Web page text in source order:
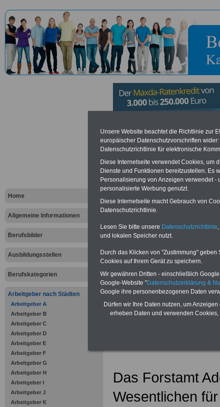
Home
Allgemeine Informationen
Berufsbilder
Ausbildungsstellen
Berufskategorien
Arbeitgeber nach Städten
Arbeitgeber A
Arbeitgeber B
Arbeitgeber C
Arbeitgeber D
Arbeitgeber E
Arbeitgeber F
Arbeitgeber G
Arbeitgeber H
Arbeitgeber I
Arbeitgeber J
Arbeitgeber K
Forstamt
Vorteile für den öffentlichen
Vergleichen und sparen
Bausparen schon ab 16 Jahren
Berufsunfähigkeitsabsicherung
Online-Vergleich Gesetzliche
Krankenkassen
Vorteile der Privaten
Krankenversicherung
zurück zur
Das Forstamt
Wesentlichen
Unsere Website beachtet die Richtlinie zur
europäischer Datenschutzvorschriften
Datenschutzrichtlinie für elektronische
Diese Internetseite verwendet Cookies, um
Dienste und Funktionen bereitzustellen. Es
Personalisierung von Anzeigen verwendet
personalisierte Werbung genutzt.
Diese Internetseite macht Gebrauch von
Datenschutzrichtlinie.
Lesen Sie bitte unsere Datenschutzrichtlinie
und lokalen Speicher nutzt.
Durch das Klicken von "Zustimmung"
Cookies auf Ihrem Gerät zu speichern.
Wir gewähren Dritten - einschließlich
Google-Website "Datenschutzerklärung &
Google ihre personenbezogenen Daten
Dürfen wir Ihre Daten nutzen, um
erheben Daten und verwenden